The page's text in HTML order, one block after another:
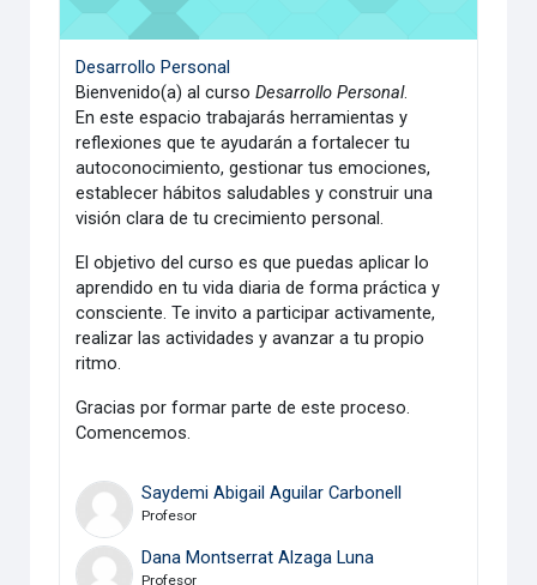
Desarrollo Personal
Bienvenido(a) al cursoDesarrollo Personal.
En este espacio trabajarás herramientas y
reflexiones que te ayudarán a fortalecer tu
autoconocimiento, gestionar tus emociones,
establecer hábitos saludables y construir una
visión clara de tu crecimiento personal.
El objetivo del curso es que puedas aplicar lo
aprendido en tu vida diaria de forma práctica y
consciente. Te invito a participar activamente,
realizar las actividades y avanzar a tu propio
ritmo.
Gracias por formar parte de este proceso.
Comencemos.
Saydemi Abigail Aguilar Carbonell
Profesor
Dana Montserrat Alzaga Luna
Profesor